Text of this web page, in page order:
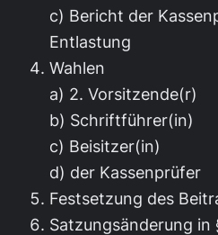
c) Bericht der
Entlastung
Wahlen
a) 2. Vorsitzende(r)
b) Schriftführer(in)
c) Beisitzer(in)
d) der Kassenprüfer
Festsetzung des
Satzungsänderung in